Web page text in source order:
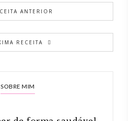
ANTERIOR
RECEITA
SOBRE MIM